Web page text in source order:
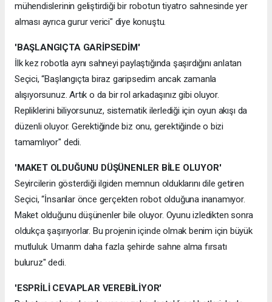
mühendislerinin geliştirdiği bir robotun tiyatro sahnesinde yer
alması ayrıca gurur verici" diye konuştu.
'BAŞLANGIÇTA GARİPSEDİM'
İlk kez robotla aynı sahneyi paylaştığında şaşırdığını anlatan
Seçici, “Başlangıçta biraz garipsedim ancak zamanla
alışıyorsunuz. Artık o da bir rol arkadaşınız gibi oluyor.
Repliklerini biliyorsunuz, sistematik ilerlediği için oyun akışı da
düzenli oluyor. Gerektiğinde biz onu, gerektiğinde o bizi
tamamlıyor" dedi.
'MAKET OLDUĞUNU DÜŞÜNENLER BİLE OLUYOR'
Seyircilerin gösterdiği ilgiden memnun olduklarını dile getiren
Seçici, “İnsanlar önce gerçekten robot olduğuna inanamıyor.
Maket olduğunu düşünenler bile oluyor. Oyunu izledikten sonra
oldukça şaşırıyorlar. Bu projenin içinde olmak benim için büyük
mutluluk. Umarım daha fazla şehirde sahne alma fırsatı
buluruz" dedi.
'ESPRİLİ CEVAPLAR VEREBİLİYOR'